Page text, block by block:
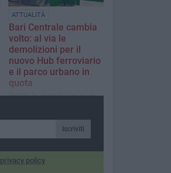
ATTUALITÀ
Bari Centrale cambia
volto: al via le
demolizioni per il
nuovo Hub ferroviario
e il parco urbano in
quota
Partite le demolizioni in via
Moro e la progettazione
della nuova stazione ponte
Iscriviti
privacy policy